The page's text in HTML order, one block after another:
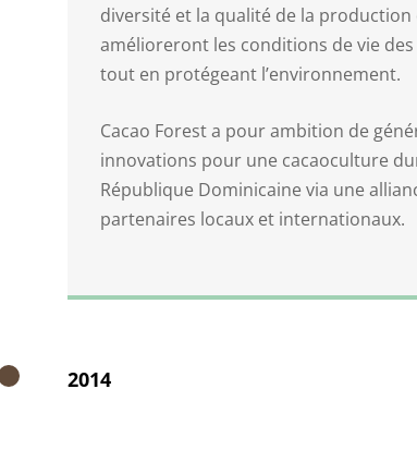
diversité et la qualité de la production
amélioreront les conditions de vie
tout en protégeant l’environnement.
Cacao Forest a pour ambition de
innovations pour une cacaoculture
République Dominicaine via une
partenaires locaux et internationaux.
2014